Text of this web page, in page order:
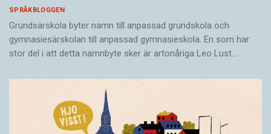
SPRÅKBLOGGEN
Grundsärskola byter namn till anpassad grundskola och
gymnasiesärskolan till anpassad gymnasieskola. En som har
stor del i att detta namnbyte sker är artonåriga Leo Lust…